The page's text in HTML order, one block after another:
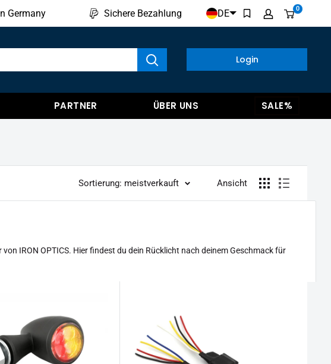
Germany Sichere Bezahlung DE 0
Login
PARTNER ÜBER UNS SALE%
Produkte anzeigen
Sortierung: meistverkauft Ansicht
IRON OPTICS. Hier findest du dein Rücklicht nach deinem Geschmack für